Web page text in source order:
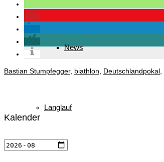
News
Langlauf
Bastian Stumpfegger, biathlon Deutschlandpokal
Kalender